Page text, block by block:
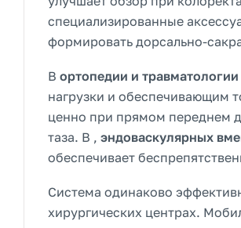
специализированные
формировать дорсально-
В ортопедии и травматологии
нагрузки и обеспечивающим
ценно при прямом переднем
таза. В , эндоваскулярных
обеспечивает
Система одинаково
хирургических центрах.